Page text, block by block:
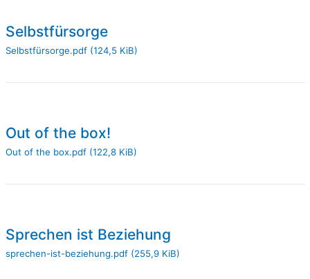
Selbstfürsorge
Selbstfürsorge.pdf (124,5 KiB)
Out of the box!
Out of the box.pdf (122,8 KiB)
Sprechen ist Beziehung
sprechen-ist-beziehung.pdf (255,9 KiB)